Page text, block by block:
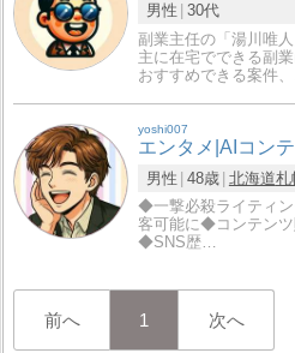
男性 30代
副業主任の「湯川唯
主に在宅でできる副
おすすめできる案件、
yoshi007
エンタメ|AIコン
男性 48歳 北海道札
◆一撃必殺ライティ
客可能に◆コンテンツ
◆SNS歴…
前へ 1 次へ